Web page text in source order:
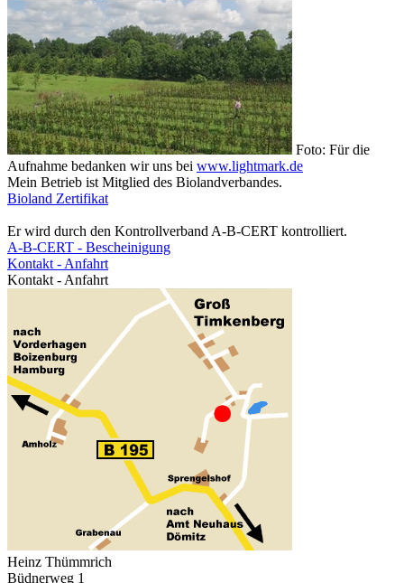
Foto: Für die
Aufnahme bedanken wir uns bei www.lightmark.de
Mein Betrieb ist Mitglied des Biolandverbandes.
Bioland Zertifikat
Er wird durch den Kontrollverband A-B-CERT kontrolliert.
A-B-CERT - Bescheinigung
Kontakt - Anfahrt
Kontakt - Anfahrt
Heinz Thümmrich
Büdnerweg 1